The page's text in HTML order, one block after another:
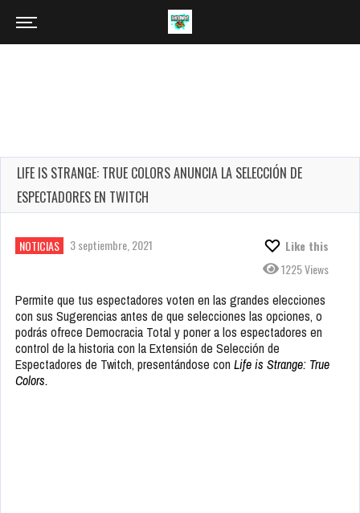
LIFE IS STRANGE: TRUE COLORS ANUNCIA LA SELECCIÓN DE
ESPECTADORES EN TWITCH
NOTICIAS 3 septiembre, 2021
Like this
1225 Views
Permite que tus espectadores voten en las grandes elecciones
con sus Sugerencias antes de que selecciones las opciones, o
podrás ofrece Democracia Total y poner a los espectadores en
control de la historia con la Extensión de Selección de
Espectadores de Twitch, presentándose con Life is Strange: True
Colors.